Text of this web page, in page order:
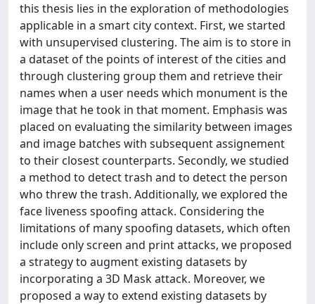
this thesis lies in the exploration of methodologies
applicable in a smart city context. First, we started
with unsupervised clustering. The aim is to store in
a dataset of the points of interest of the cities and
through clustering group them and retrieve their
names when a user needs which monument is the
image that he took in that moment. Emphasis was
placed on evaluating the similarity between images
and image batches with subsequent assignement
to their closest counterparts. Secondly, we studied
a method to detect trash and to detect the person
who threw the trash. Additionally, we explored the
face liveness spoofing attack. Considering the
limitations of many spoofing datasets, which often
include only screen and print attacks, we proposed
a strategy to augment existing datasets by
incorporating a 3D Mask attack. Moreover, we
proposed a way to extend existing datasets by